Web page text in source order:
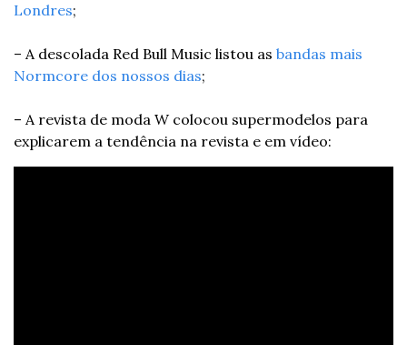
Londres;
– A descolada Red Bull Music listou as bandas mais
Normcore dos nossos dias;
– A revista de moda W colocou supermodelos para
explicarem a tendência na revista e em vídeo: